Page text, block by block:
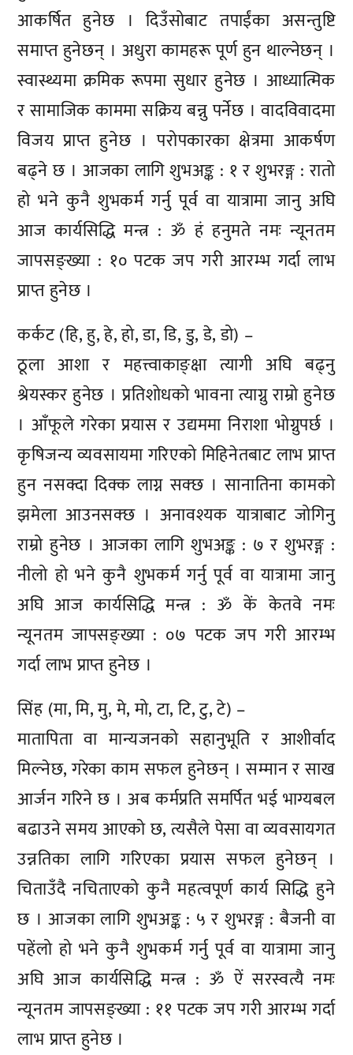
आकर्षित हुनेछ । दिउँसोबाट तपाईंका असन्तुष्टि
समाप्त हुनेछन् । अधुरा कामहरू पूर्ण हुन थाल्नेछन् ।
स्वास्थ्यमा क्रमिक रूपमा सुधार हुनेछ । आध्यात्मिक
र सामाजिक काममा सक्रिय बन्नु पर्नेछ । वादविवादमा
विजय प्राप्त हुनेछ । परोपकारका क्षेत्रमा आकर्षण
बढ्ने छ । आजका लागि शुभअङ्क : १ र शुभरङ्ग : रातो
हो भने कुनै शुभकर्म गर्नु पूर्व वा यात्रामा जानु अघि
आज कार्यसिद्धि मन्त्र : ॐ हं हनुमते नमः न्यूनतम
जापसङ्ख्या : १० पटक जप गरी आरम्भ गर्दा लाभ
प्राप्त हुनेछ ।
कर्कट (हि, हु, हे, हो, डा, डि, डु, डे, डो) –
ठूला आशा र महत्त्वाकाङ्क्षा त्यागी अघि बढ्नु
श्रेयस्कर हुनेछ । प्रतिशोधको भावना त्याग्नु राम्रो हुनेछ
। आँफूले गरेका प्रयास र उद्यममा निराशा भोग्नुपर्छ ।
कृषिजन्य व्यवसायमा गरिएको मिहिनेतबाट लाभ प्राप्त
हुन नसक्दा दिक्क लाग्न सक्छ । सानातिना कामको
झमेला आउनसक्छ । अनावश्यक यात्राबाट जोगिनु
राम्रो हुनेछ । आजका लागि शुभअङ्क : ७ र शुभरङ्ग :
नीलो हो भने कुनै शुभकर्म गर्नु पूर्व वा यात्रामा जानु
अघि आज कार्यसिद्धि मन्त्र : ॐ कें केतवे नमः
न्यूनतम जापसङ्ख्या : ०७ पटक जप गरी आरम्भ
गर्दा लाभ प्राप्त हुनेछ ।
सिंह (मा, मि, मु, मे, मो, टा, टि, टु, टे) –
मातापिता वा मान्यजनको सहानुभूति र आशीर्वाद
मिल्नेछ, गरेका काम सफल हुनेछन् । सम्मान र साख
आर्जन गरिने छ । अब कर्मप्रति समर्पित भई भाग्यबल
बढाउने समय आएको छ, त्यसैले पेसा वा व्यवसायगत
उन्नतिका लागि गरिएका प्रयास सफल हुनेछन् ।
चिताउँदै नचिताएको कुनै महत्वपूर्ण कार्य सिद्धि हुने
छ । आजका लागि शुभअङ्क : ५ र शुभरङ्ग : बैजनी वा
पहेंलो हो भने कुनै शुभकर्म गर्नु पूर्व वा यात्रामा जानु
अघि आज कार्यसिद्धि मन्त्र : ॐ ऐं सरस्वत्यै नमः
न्यूनतम जापसङ्ख्या : ११ पटक जप गरी आरम्भ गर्दा
लाभ प्राप्त हुनेछ ।